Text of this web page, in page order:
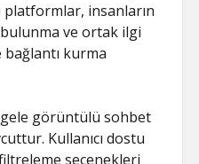
insanların
ve ortak ilgi
kurma
görüntülü sohbet
Kullanıcı dostu
seçenekleri